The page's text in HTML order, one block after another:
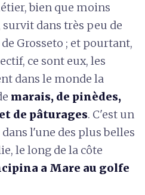
bien que moins
survit dans très peu de
Grosseto ; et pourtant,
ce sont eux, les
dans le monde la
marais, de pinèdes,
de pâturages. C'est un
l'une des plus belles
le long de la côte
a Mare au golfe